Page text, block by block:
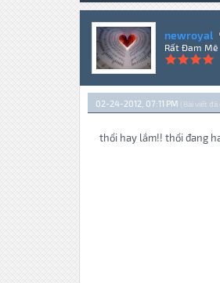
newroyal
Rất Đam Mê
02-24-2012, 07:11 PM (Bài viết
thổi hay lắm!! thổi đang